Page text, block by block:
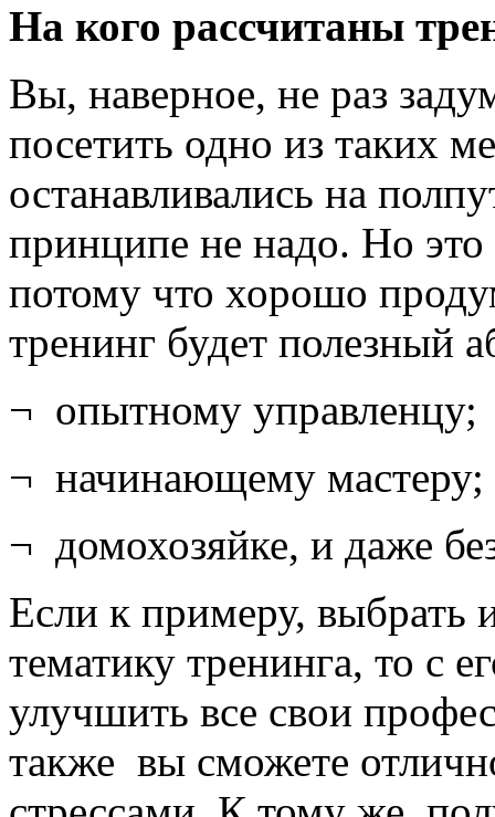
На кого рассчитаны
Вы, наверное, не раз
посетить одно из таких
останавливались на
принципе не надо. Но
потому что хорошо
тренинг будет полезный
¬ опытному управленцу;
¬ начинающему мастеру;
¬ домохозяйке, и даже
Если к примеру, выбрать
тематику тренинга, то с
улучшить все свои
также вы сможете